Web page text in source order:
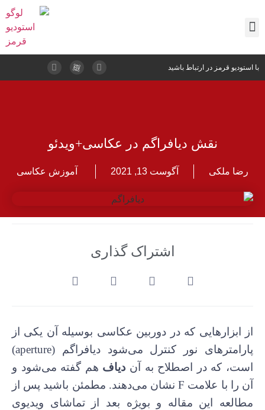
با استودیو قرمز در ارتباط باشید
نقش دیافراگم در عکاسی+ویدئو
رضا ملکی آگوست 13, 2021 آموزش عکاسی
اشتراک گذاری
از ابزارهایی که در دوربین عکاسی بوسیله آن یکی از
پارامترهای نور کنترل می‌شود دیافراگم (aperture)
است، که در اصطلاح به آن دیافهم گفته می‌شود و
آن را با علامت F نشان می‌دهند. مطمئن باشید پس از
مطالعه این مقاله و بويژه بعد از تماشای ویدیوی